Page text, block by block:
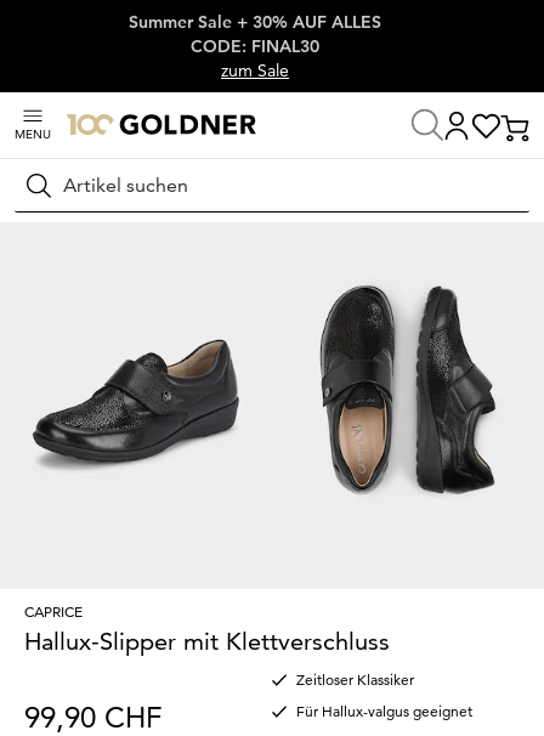
Überspringe Navigation, direkt zum Content
Summer Sale + 30% AUF ALLES
CODE: FINAL30
zum Sale
MENU
Suchen
Startseite Schuhe & Accessoires
CAPRICE
Hallux-Slipper mit Klettverschluss
99,90 CHF
Zeitloser Klassiker
Für Hallux-valgus geeignet